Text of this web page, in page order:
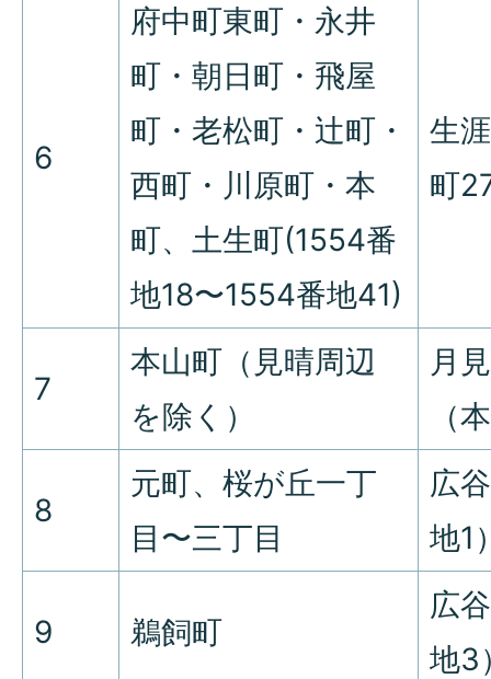
6
府中町東町・永井
町・朝日町・飛屋
町・老松町・辻町・
西町・川原町・本
町、土生町(1554番
地18〜1554番地41)
生
町
7
本山町（見晴周辺
を除く）
月
（
8
元町、桜が丘一丁
目〜三丁目
広
地1
9 鵜飼町
広
地3